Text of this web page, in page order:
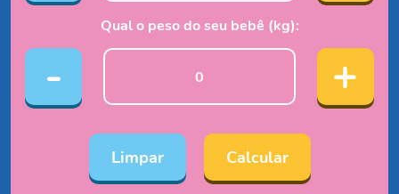
Qual o peso do seu bebê (kg):
- +
Limpar Calcular